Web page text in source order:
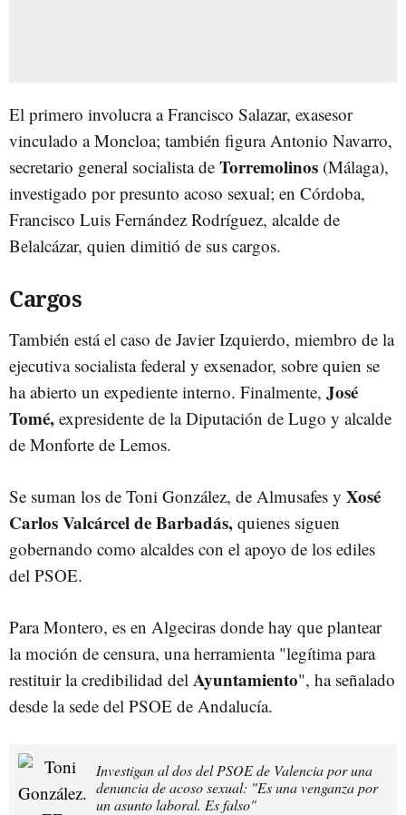
El primero involucra a Francisco Salazar, exasesor
vinculado a Moncloa; también figura Antonio Navarro,
secretario general socialista de Torremolinos (Málaga),
investigado por presunto acoso sexual; en Córdoba,
Francisco Luis Fernández Rodríguez, alcalde de
Belalcázar, quien dimitió de sus cargos.
Cargos
También está el caso de Javier Izquierdo, miembro de la
ejecutiva socialista federal y exsenador, sobre quien se
ha abierto un expediente interno. Finalmente, José
Tomé, expresidente de la Diputación de Lugo y alcalde
de Monforte de Lemos.
Se suman los de Toni González, de Almusafes y Xosé
Carlos Valcárcel de Barbadás, quienes siguen
gobernando como alcaldes con el apoyo de los ediles
del PSOE.
Para Montero, es en Algeciras donde hay que plantear
la moción de censura, una herramienta "legítima para
restituir la credibilidad del Ayuntamiento", ha señalado
desde la sede del PSOE de Andalucía.
Investigan al dos del PSOE de Valencia por una
denuncia de acoso sexual: "Es una venganza por
un asunto laboral. Es falso"